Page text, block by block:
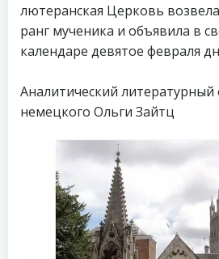
лютеранская Церковь
ранг мученика и объявила в
календаре девятое февраля
Аналитический литературный
немецкого Ольги Зайтц